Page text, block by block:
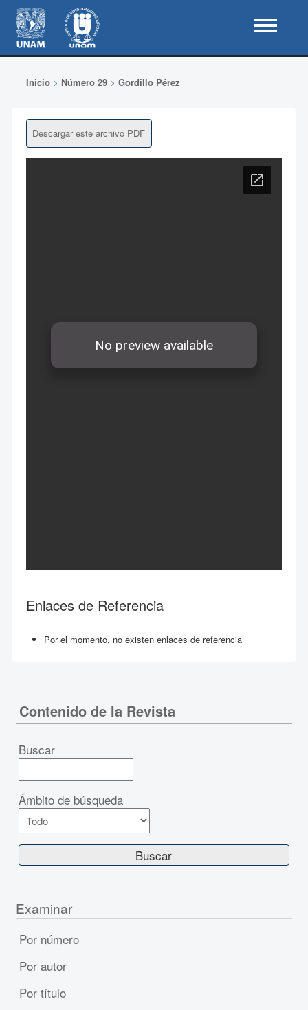
Inicio> Número 29> Gordillo Pérez
Descargar este archivo PDF
Enlaces de Referencia
Por el momento, no existen enlaces de referencia
Contenido de la Revista
Buscar
Ámbito de búsqueda
Examinar
Por número
Por autor
Por título